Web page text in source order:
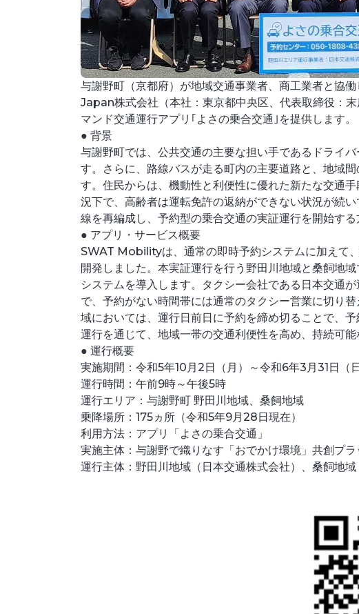
与謝野町（京都府）が地域交通事業者、商工業者と協
Japan株式会社（本社：東京都中央区、代表取締役：
マンド交通運行アプリ｢よさの乗合交通｣を提供します。
● 背景
与謝野町では、公共交通の主要な担い手であるドライ
す。さらに、路線バスが走る町内の主要道路と、地域
す。住民からは、機動性と利便性に優れた新たな交通
況下で、高齢者は運転免許の返納ができない状況が続
線を再編成し、予約型の乗合交通の実証運行を開始する
● アプリ・サービス概要
SWAT Mobilityは、通常の即時予約システムに加えて
開発しました。本実証運行を行う野田川地域と桑飼地
システムを導入します。タクシー会社である日本交通
で、予約がない時間帯には通常のタクシー営業に切り
域においては、運行日前日に予約を締め切ることで、
運行を通じて、地域一帯の交通利便性を高め、持続可能
● 運行概要
実施期間：令和5年10月2日（月）～令和6年3月31日（日
運行時間：午前9時～午後5時
運行エリア：与謝野町 野田川地域、桑飼地域
乗降場所：175ヵ所（令和5年9月28日現在）
利用方法：アプリ「よさの乗合交通」
実施主体：与謝野で織りなす「おでかけ環境」共創プ
運行主体：野田川地域（日本交通株式会社）、桑飼地域